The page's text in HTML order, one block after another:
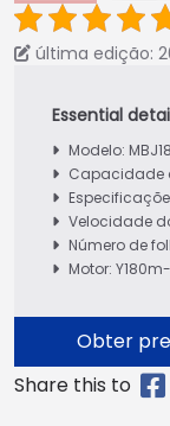
última edição:
Modelo:
Capacidade
Velocidade
Número de
Motor:
Obter